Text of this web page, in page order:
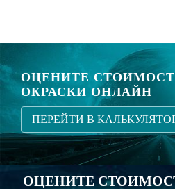
ОЦЕНИТЕ
ОКРАСКИ ОНЛАЙН
ПЕРЕЙТИ В
ОЦЕНИТЕ